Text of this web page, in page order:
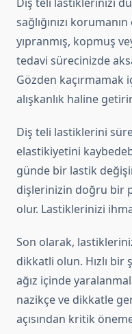
sağlığınızı
yıpranmış, kopmuş
tedavi sürecinizde
Gözden
alışkanlık haline
Diş teli lastiklerini
elastikiyetini
günde bir lastik
dişlerinizin doğru bir
olur. Lastiklerinizi
Son olarak,
dikkatli olun. Hızlı
ağız içinde
nazikçe ve dikkatle
açısından kritik